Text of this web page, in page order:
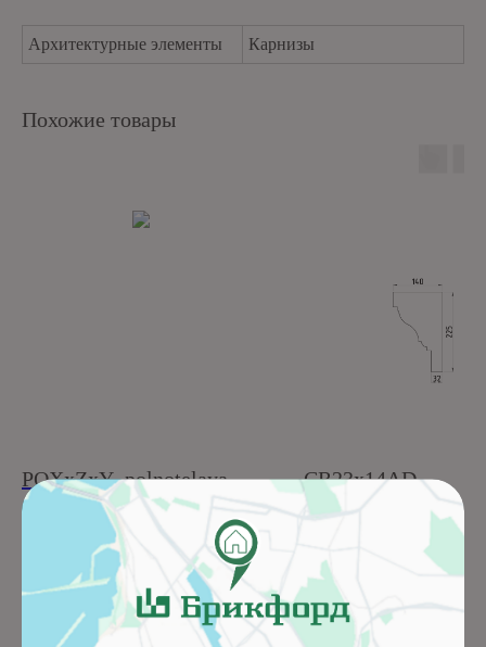
Архитектурные элементы Карнизы
Похожие товары
POXxZxY_polnotelaya
Подробнее
CR23x14AD
Подробнее